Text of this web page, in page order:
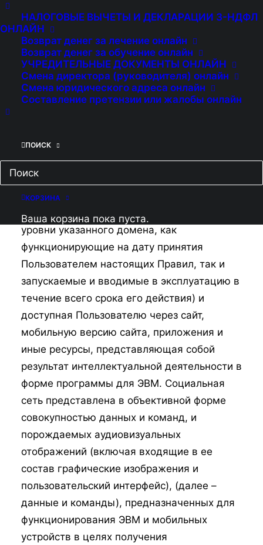
НАЛОГОВЫЕ ВЫЧЕТЫ И ДЕКЛАРАЦИИ 3-НДФЛ
ОНЛАЙН
Возврат денег за лечение онлайн
Возврат денег за обучение онлайн
УЧРЕДИТЕЛЬНЫЕ ДОКУМЕНТЫ ОНЛАЙН
Смена директора (руководителя) онлайн
Смена юридического адреса онлайн
Составление претензии или жалобы онлайн
ПОИСК
КОРЗИНА
Ваша корзина пока пуста.
внимательно ознакомиться с условиями
настоящих Правил, которые
рассматриваются Администрацией Сайта
как публичная оферта в соответствии со ст.
437 Гражданского кодекса Российской
1. Термины,
используемые в
настоящих Правилах
1.1. Сайт – argumentplus.ru (включая все
уровни указанного домена, как
функционирующие на дату принятия
Пользователем настоящих Правил, так и
запускаемые и вводимые в эксплуатацию в
течение всего срока его действия) и
доступная Пользователю через сайт,
мобильную версию сайта, приложения и
иные ресурсы, представляющая собой
результат интеллектуальной деятельности в
форме программы для ЭВМ. Социальная
сеть представлена в объективной форме
совокупностью данных и команд, и
порождаемых аудиовизуальных
отображений (включая входящие в ее
состав графические изображения и
пользовательский интерфейс), (далее –
данные и команды), предназначенных для
функционирования ЭВМ и мобильных
устройств в целях получения